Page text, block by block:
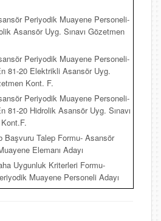
Periyodik Muayene Personeli-
Asansör Uyg. Sınavı Gözetmen
Periyodik Muayene Personeli-
81-20 Elektrikli Asansör Uyg.
Kont. F.
Periyodik Muayene Personeli-
81-20 Hidrolik Asansör Uyg. Sınavı
Başvuru Talep Formu- Asansör
Elemanı Adayı
Uygunluk Kriterleri Formu-
Muayene Personeli Adayı